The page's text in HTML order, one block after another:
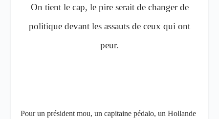
On tient le cap, le pire serait de changer de
politique devant les assauts de ceux qui ont
peur.
Pour un président mou, un capitaine pédalo, un Hollande